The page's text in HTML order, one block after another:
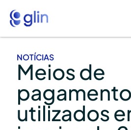
NOTÍCIAS
Meios de
utilizados